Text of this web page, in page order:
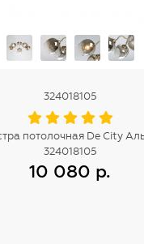
324018105
потолочная De City
324018105
10 080 р.